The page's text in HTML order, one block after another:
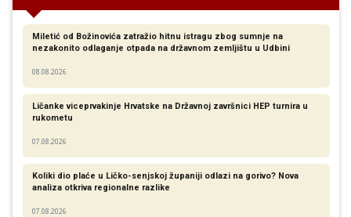
Miletić od Božinovića zatražio hitnu istragu zbog sumnje na
nezakonito odlaganje otpada na državnom zemljištu u Udbini
08.08.2026
Ličanke viceprvakinje Hrvatske na Državnoj završnici HEP turnira u
rukometu
07.08.2026
Koliki dio plaće u Ličko-senjskoj županiji odlazi na gorivo? Nova
analiza otkriva regionalne razlike​
07.08.2026